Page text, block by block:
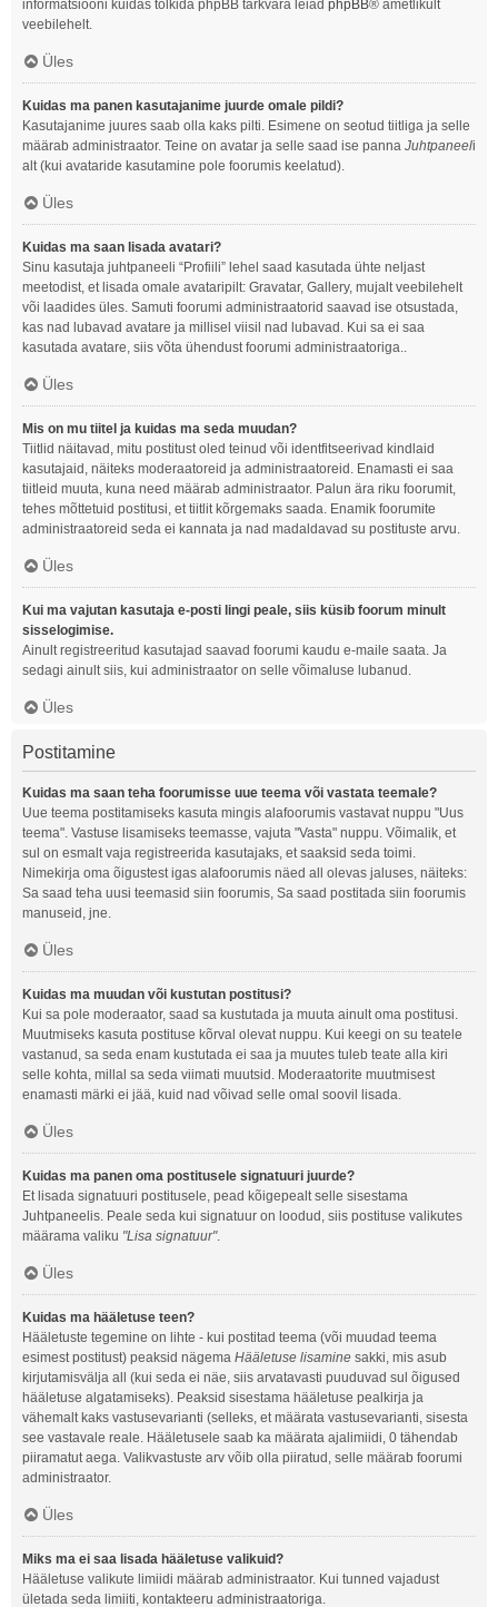
informatsiooni kuidas tõlkida phpBB tarkvara leiad phpBB® ametlikult
veebilehelt.
Üles
Kuidas ma panen kasutajanime juurde omale pildi?
Kasutajanime juures saab olla kaks pilti. Esimene on seotud tiitliga ja selle
määrab administraator. Teine on avatar ja selle saad ise panna Juhtpaneeli
alt (kui avataride kasutamine pole foorumis keelatud).
Üles
Kuidas ma saan lisada avatari?
Sinu kasutaja juhtpaneeli “Profiili” lehel saad kasutada ühte neljast
meetodist, et lisada omale avataripilt: Gravatar, Gallery, mujalt veebilehelt
või laadides üles. Samuti foorumi administraatorid saavad ise otsustada,
kas nad lubavad avatare ja millisel viisil nad lubavad. Kui sa ei saa
kasutada avatare, siis võta ühendust foorumi administraatoriga..
Üles
Mis on mu tiitel ja kuidas ma seda muudan?
Tiitlid näitavad, mitu postitust oled teinud või identfitseerivad kindlaid
kasutajaid, näiteks moderaatoreid ja administraatoreid. Enamasti ei saa
tiitleid muuta, kuna need määrab administraator. Palun ära riku foorumit,
tehes mõttetuid postitusi, et tiitlit kõrgemaks saada. Enamik foorumite
administraatoreid seda ei kannata ja nad madaldavad su postituste arvu.
Üles
Kui ma vajutan kasutaja e-posti lingi peale, siis küsib foorum minult
sisselogimise.
Ainult registreeritud kasutajad saavad foorumi kaudu e-maile saata. Ja
sedagi ainult siis, kui administraator on selle võimaluse lubanud.
Üles
Postitamine
Kuidas ma saan teha foorumisse uue teema või vastata teemale?
Uue teema postitamiseks kasuta mingis alafoorumis vastavat nuppu "Uus
teema". Vastuse lisamiseks teemasse, vajuta "Vasta" nuppu. Võimalik, et
sul on esmalt vaja registreerida kasutajaks, et saaksid seda toimi.
Nimekirja oma õigustest igas alafoorumis näed all olevas jaluses, näiteks:
Sa saad teha uusi teemasid siin foorumis, Sa saad postitada siin foorumis
manuseid, jne.
Üles
Kuidas ma muudan või kustutan postitusi?
Kui sa pole moderaator, saad sa kustutada ja muuta ainult oma postitusi.
Muutmiseks kasuta postituse kõrval olevat nuppu. Kui keegi on su teatele
vastanud, sa seda enam kustutada ei saa ja muutes tuleb teate alla kiri
selle kohta, millal sa seda viimati muutsid. Moderaatorite muutmisest
enamasti märki ei jää, kuid nad võivad selle omal soovil lisada.
Üles
Kuidas ma panen oma postitusele signatuuri juurde?
Et lisada signatuuri postitusele, pead kõigepealt selle sisestama
Juhtpaneelis. Peale seda kui signatuur on loodud, siis postituse valikutes
määrama valiku "Lisa signatuur".
Üles
Kuidas ma hääletuse teen?
Hääletuste tegemine on lihte - kui postitad teema (või muudad teema
esimest postitust) peaksid nägema Hääletuse lisamine sakki, mis asub
kirjutamisvälja all (kui seda ei näe, siis arvatavasti puuduvad sul õigused
hääletuse algatamiseks). Peaksid sisestama hääletuse pealkirja ja
vähemalt kaks vastusevarianti (selleks, et määrata vastusevarianti, sisesta
see vastavale reale. Hääletusele saab ka määrata ajalimiidi, 0 tähendab
piiramatut aega. Valikvastuste arv võib olla piiratud, selle määrab foorumi
administraator.
Üles
Miks ma ei saa lisada hääletuse valikuid?
Hääletuse valikute limiidi määrab administraator. Kui tunned vajadust
ületada seda limiiti, kontakteeru administraatoriga.